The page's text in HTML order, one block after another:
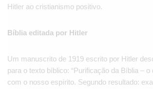
Hitler ao cristianismo positivo.
Bíblia editada por Hitler
Um manuscrito de 1919 escrito por Hitler
para o texto bíblico: “Purificação da Bíblia –
com o nosso espírito. Segundo resultado: